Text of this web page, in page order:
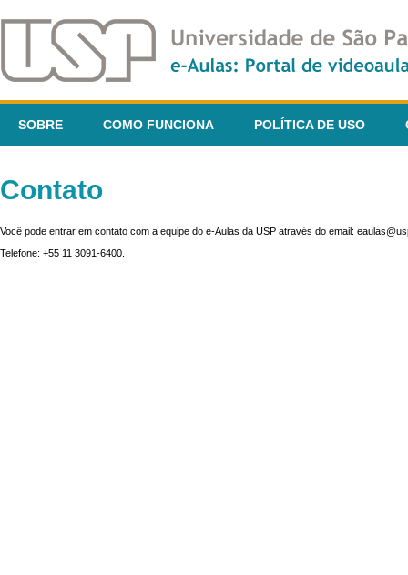
SOBRE COMO FUNCIONA POLÍTICA DE USO
Contato
Você pode entrar em contato com a equipe do e-Aulas da USP através do email:
Telefone: +55 11 3091-6400.